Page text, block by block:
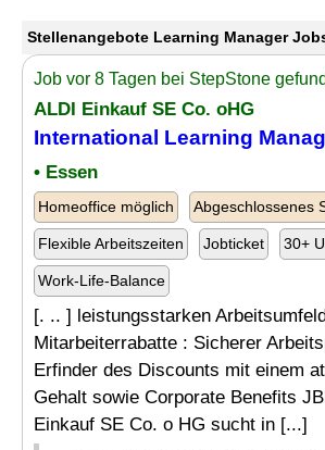
Stellenangebote Learning Manager
Job vor 8 Tagen bei StepStone
ALDI Einkauf SE Co. oHG
International Learning
• Essen
Homeoffice möglich Abgeschlossenes
Flexible Arbeitszeiten Jobticket 30+
Work-Life-Balance
[. .. ] leistungsstarken
Mitarbeiterrabatte : Sicherer
Erfinder des Discounts mit einem
Gehalt sowie Corporate Benefits
Einkauf SE Co. o HG sucht in [...]